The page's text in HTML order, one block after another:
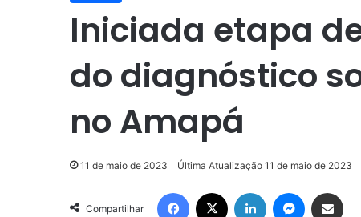
Iniciada etapa
do diagnóstico
no Amapá
11 de maio de 2023 Última Atualização 11 de maio de 2023
Compartilhar
Facebook Linkedin Messenger